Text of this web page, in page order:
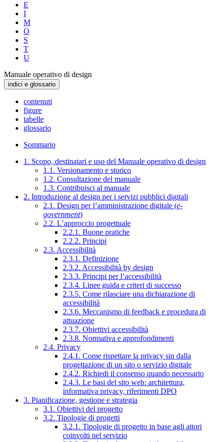
E
I
M
O
S
T
U
Manuale operativo di design
indici e glossario
contenuti
figure
tabelle
glossario
Sommario
1. Scopo, destinatari e uso del Manuale operativo di design
1.1. Versionamento e storico
1.2. Consultazione del manuale
1.3. Contribuisci al manuale
2. Introduzione al design per i servizi pubblici digitali
2.1. Design per l’amministrazione digitale (e-
government)
2.2. L’approccio progettuale
2.2.1. Buone pratiche
2.2.2. Principi
2.3. Accessibilità
2.3.1. Definizione
2.3.2. Accessibilità by design
2.3.3. Principi per l’accessibilità
2.3.4. Linee guida e criteri di successo
2.3.5. Come rilasciare una dichiarazione di
accessibilità
2.3.6. Meccanismo di feedback e procedura di
attuazione
2.3.7. Obiettivi accessibilità
2.3.8. Normativa e approfondimenti
2.4. Privacy
2.4.1. Come rispettare la privacy sin dalla
progettazione di un sito o servizio digitale
2.4.2. Richiedi il consenso quando necessario
2.4.3. Le basi del sito web: architettura,
informativa privacy, riferimenti DPO
3. Pianificazione, gestione e strategia
3.1. Obiettivi del progetto
3.2. Tipologie di progetti
3.2.1. Tipologie di progetto in base agli attori
coinvolti nel servizio